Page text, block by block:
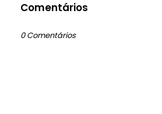
Comentários
0 Comentários